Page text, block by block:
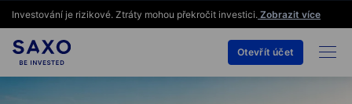
Investování je rizikové. Ztráty mohou překročit investici. Zobrazit více
Otevřít účet